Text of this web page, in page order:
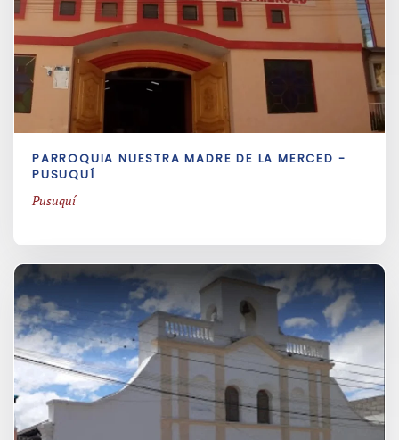
PARROQUIA NUESTRA MADRE DE LA MERCED -
PUSUQUÍ
Pusuquí